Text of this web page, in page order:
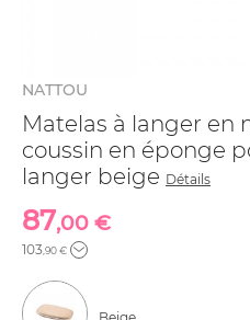
NATTOU
Matelas à langer en
coussin en éponge
langer beige Détails
87,00 €
103 ,90 €